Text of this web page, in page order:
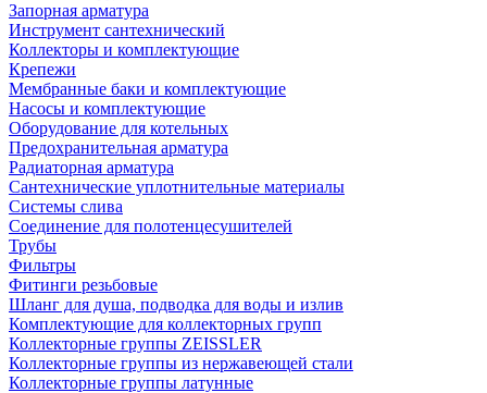
Запорная арматура
Инструмент сантехнический
Коллекторы и комплектующие
Крепежи
Мембранные баки и комплектующие
Насосы и комплектующие
Оборудование для котельных
Предохранительная арматура
Радиаторная арматура
Сантехнические уплотнительные материалы
Системы слива
Соединение для полотенцесушителей
Трубы
Фильтры
Фитинги резьбовые
Шланг для душа, подводка для воды и излив
Комплектующие для коллекторных групп
Коллекторные группы ZEISSLER
Коллекторные группы из нержавеющей стали
Коллекторные группы латунные